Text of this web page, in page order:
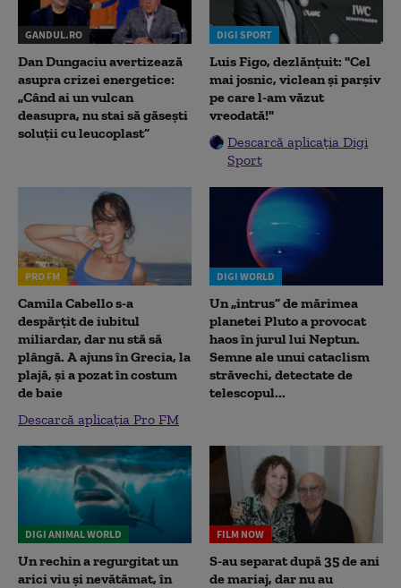
GANDUL.RO
Dan Dungaciu avertizează
asupra crizei energetice:
„Când ai un vulcan
deasupra, nu stai să găsești
soluții cu leucoplast”
DIGI SPORT
Luis Figo, dezlănțuit: "Cel
mai josnic, viclean și parșiv
pe care l-am văzut
vreodată!"
Descarcă aplicația Digi
Sport
PRO FM
Camila Cabello s-a
despărțit de iubitul
miliardar, dar nu stă să
plângă. A ajuns în Grecia, la
plajă, și a pozat în costum
de baie
Descarcă aplicația Pro FM
DIGI WORLD
Un „intrus” de mărimea
planetei Pluto a provocat
haos în jurul lui Neptun.
Semne ale unui cataclism
străvechi, detectate de
telescopul...
DIGI ANIMAL WORLD
Un rechin a regurgitat un
arici viu și nevătămat, în
FILM NOW
S-au separat după 35 de ani
de mariaj, dar nu au